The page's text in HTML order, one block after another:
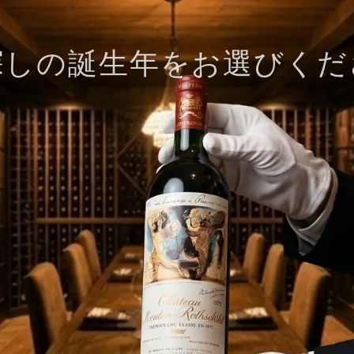
の誕生年をお選びく